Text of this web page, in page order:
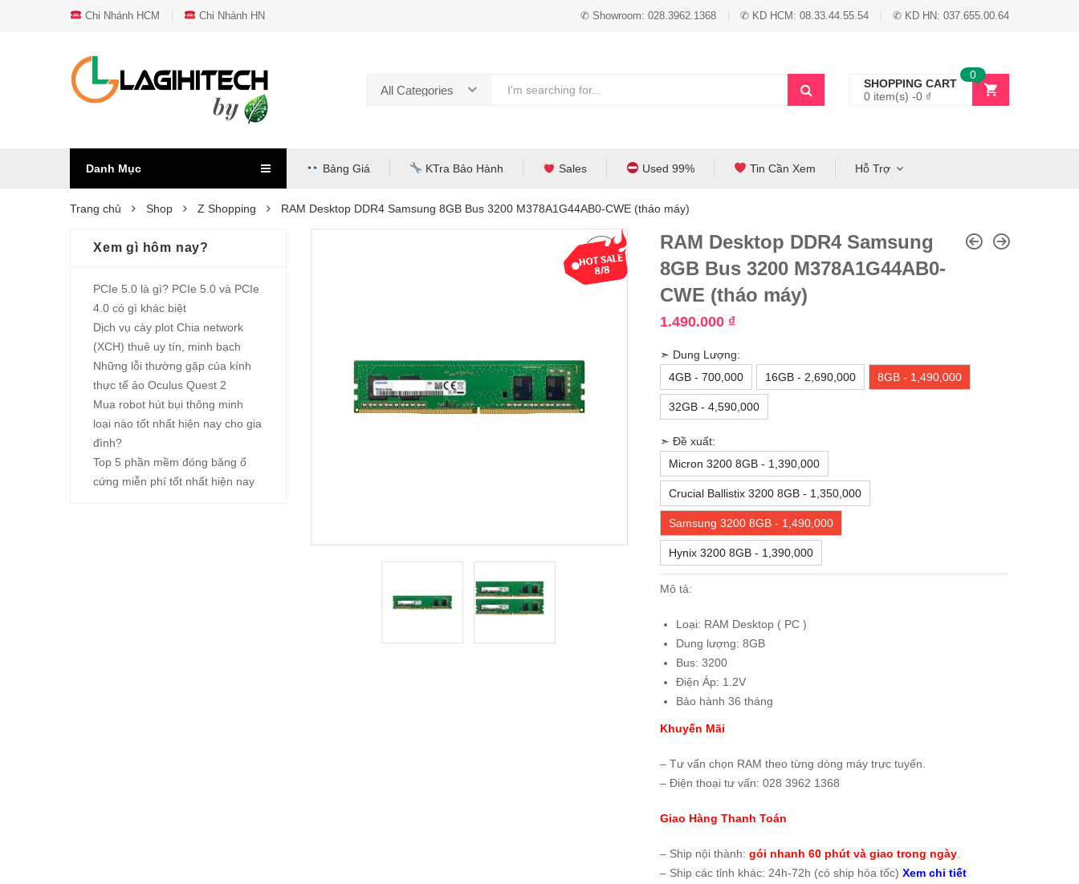
Chi Nhánh HCM Chi Nhánh HN ✆ Showroom: 028.3962.1368 ✆ KD HCM: 08.33.44.55.54 ✆ KD HN: 037.655.00.64
All Categories
SHOPPING CART
0 item(s) -0 ₫
0
Danh Mục Bảng Giá KTra Bảo Hành Sales Used 99% Tin Cần Xem Hỗ Trợ
Trang chủ Shop Z Shopping RAM Desktop DDR4 Samsung 8GB Bus 3200 M378A1G44AB0-CWE (tháo máy)
RAM Desktop DDR4 Samsung
8GB Bus 3200 M378A1G44AB0-
CWE (tháo máy)
1.490.000 ₫
➣ Dung Lượng:
4GB - 700,000
16GB - 2,690,000 8GB - 1,490,000
32GB - 4,590,000
➣ Đề xuất:
Micron 3200 8GB - 1,390,000
Crucial Ballistix 3200 8GB - 1,350,000
Samsung 3200 8GB - 1,490,000
Hynix 3200 8GB - 1,390,000
Mô tả:
Loại: RAM Desktop ( PC )
Dung lượng: 8GB
Bus: 3200
Điện Áp: 1.2V
Bảo hành 36 tháng
Khuyến Mãi
– Tư vấn chọn RAM theo từng dòng máy trực tuyến.
– Điện thoại tư vấn: 028 3962 1368
Giao Hàng Thanh Toán
– Ship nội thành: gói nhanh 60 phút và giao trong ngày
– Ship các tỉnh khác: 24h-72h (có ship hỏa tốc) Xem chi tiết
Xem gì hôm nay?
PCIe 5.0 là gì? PCIe 5.0 và PCIe
4.0 có gì khác biệt
Dịch vụ cày plot Chia network
(XCH) thuê uy tín, minh bạch
Những lỗi thường gặp của kính
thực tế ảo Oculus Quest 2
Mua robot hút bụi thông minh
loại nào tốt nhất hiện nay cho gia
đình?
Top 5 phần mềm đóng băng ổ
cứng miễn phí tốt nhất hiện nay